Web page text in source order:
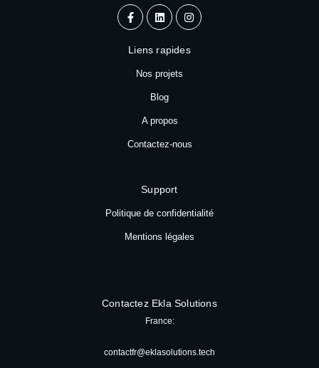
Liens rapides
Nos projets
Blog
A propos
Contactez-nous
Support
Politique de confidentialité
Mentions légales
Contactez Ekla Solutions
France:
contactfr@eklasolutions.tech